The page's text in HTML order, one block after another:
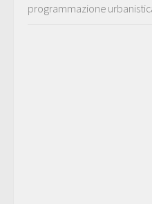
programmazione